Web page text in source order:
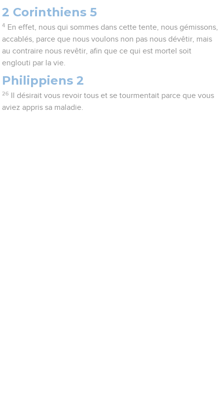
2 Corinthiens 5
4 En effet, nous qui sommes dans cette tente, nous gémissons,
accablés, parce que nous voulons non pas nous dévêtir, mais
au contraire nous revêtir, afin que ce qui est mortel soit
englouti par la vie.
Philippiens 2
26
Il désirait vous revoir tous et se tourmentait parce que vous
aviez appris sa maladie.